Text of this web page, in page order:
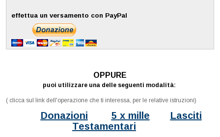
effettua un versamento con PayPal
OPPURE
puoi utilizzare una delle seguenti modalità:
( clicca sul link dell'operazione che ti interessa, per le relative istruzioni)
Donazioni 5 x mille
Lasciti
Testamentari